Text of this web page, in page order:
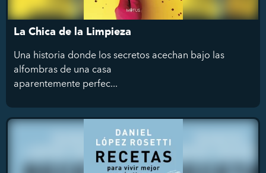
La Chica de la Limpieza
Una historia donde los secretos acechan bajo las
alfombras de una casa
aparentemente perfec...